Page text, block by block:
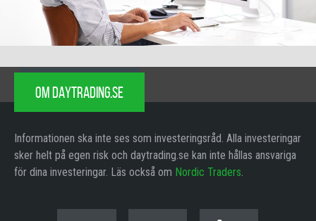
OM DAYTRADING.SE
Informationen ska inte ses som investeringsråd. Alla investeringar
sker helt på egen risk och daytrading.se kan inte hållas ansvariga
för dina investeringar. Läs också om Nordic Traders.